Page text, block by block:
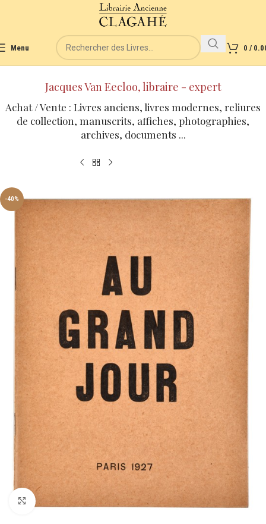
Menu 0 /
Jacques Van Eecloo, libraire - expert
Achat / Vente : Livres anciens, livres modernes, reliures
de collection, manuscrits, affiches, photographies,
archives, documents ...
-40%
Cliquez pour agrandir